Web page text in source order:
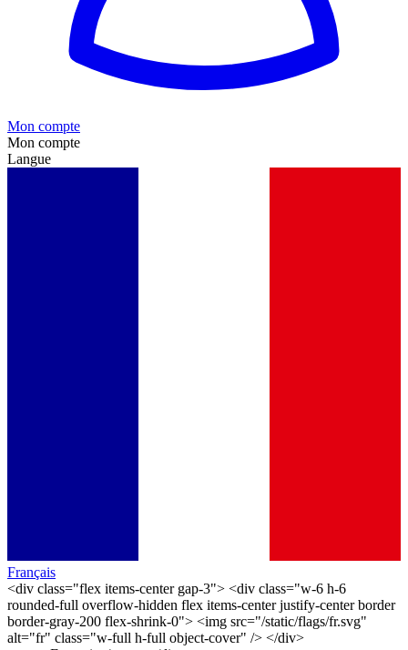
Mon compte
Langue
Français
<div class="flex items-center gap-3"> <div class="w-6 h-6
rounded-full overflow-hidden flex items-center justify-center border
border-gray-200 flex-shrink-0"> <img src="/static/flags/fr.svg"
alt="fr" class="w-full h-full object-cover" /> </div>
<span>Français</span> </div>